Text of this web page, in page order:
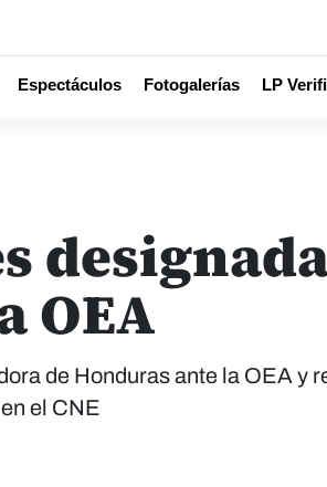
Espectáculos Fotogalerías LP
OEA
de Honduras ante la OEA y
el CNE